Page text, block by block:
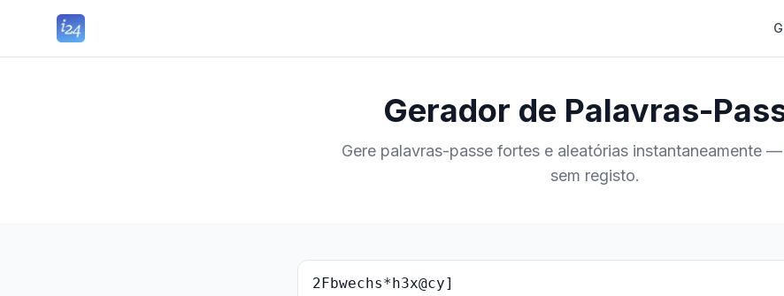
Gerador de Palavras-
Gere palavras-passe fortes e aleatórias instantaneamente
sem registo.
2Fbwechs*h3x@cy]